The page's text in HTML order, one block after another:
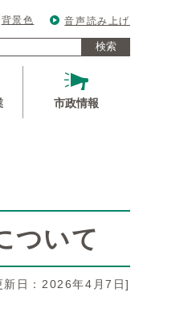
背景色 音声読み上げ
検索
市政情報
ついて
新日：2026年4月7日]